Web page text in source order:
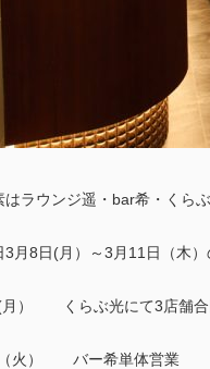
はラウンジ遥・bar希・くら
3月8日(月）～3月11日（木
月） くらぶ光にて3店舗合
火） バー希単体営業